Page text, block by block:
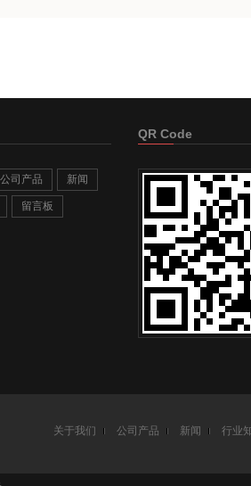
公司产品 新闻
留言板
QR Code
关于我们 公司产品 新闻 行业